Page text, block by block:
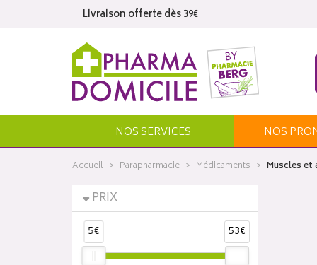
Livraison offerte dès 39€
NOS SERVICES NOS
Accueil Parapharmacie Médicaments Muscles
PRIX
5€ 53€